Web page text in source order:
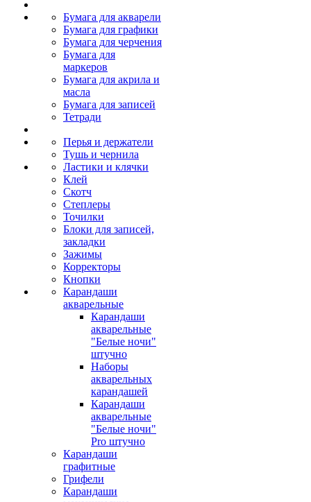
Бумага для акварели
Бумага для графики
Бумага для черчения
Бумага для
маркеров
Бумага для акрила и
масла
Бумага для записей
Тетради
Перья и держатели
Тушь и чернила
Ластики и клячки
Клей
Скотч
Степлеры
Точилки
Блоки для записей,
закладки
Зажимы
Корректоры
Кнопки
Карандаши
акварельные
Карандаши
акварельные
"Белые ночи"
штучно
Наборы
акварельных
карандашей
Карандаши
акварельные
"Белые ночи"
Pro штучно
Карандаши
графитные
Грифели
Карандаши